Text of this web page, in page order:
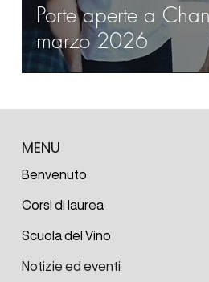
Porte aperte a
marzo 2026
MENU
Benvenuto
Corsi di laurea
Scuola del Vino
Notizie ed eventi